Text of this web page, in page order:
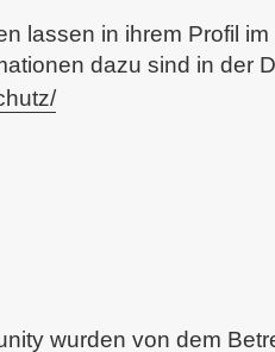
lassen in ihrem Profil
dazu sind in der
wurden von dem